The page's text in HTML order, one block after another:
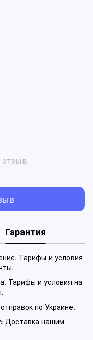
отзыв
Гарантия
Тарифы и условия
Тарифы и условия на
по Украине.
Доставка нашим